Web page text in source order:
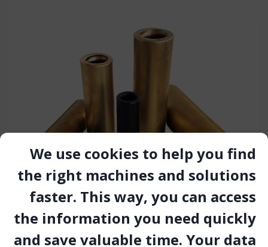
We use cookies to help you find
the right machines and solutions
faster. This way, you can access
the information you need quickly
and save valuable time. Your data